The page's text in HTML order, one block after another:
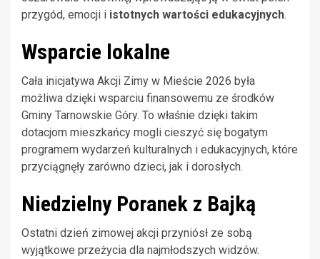
przygód, emocji i istotnych wartości edukacyjnych.
Wsparcie lokalne
Cała inicjatywa Akcji Zimy w Mieście 2026 była
możliwa dzięki wsparciu finansowemu ze środków
Gminy Tarnowskie Góry. To właśnie dzięki takim
dotacjom mieszkańcy mogli cieszyć się bogatym
programem wydarzeń kulturalnych i edukacyjnych, które
przyciągnęły zarówno dzieci, jak i dorosłych.
Niedzielny Poranek z Bajką
Ostatni dzień zimowej akcji przyniósł ze sobą
wyjątkowe przeżycia dla najmłodszych widzów.